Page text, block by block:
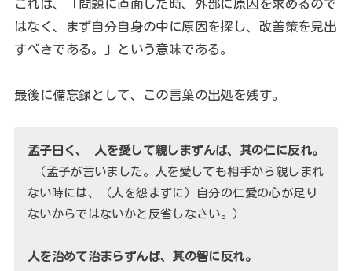
これは、「問題に直面した時、外部に原因を求めるので
はなく、まず自分自身の中に原因を探し、改善策を見出
すべきである。」という意味である。
最後に備忘録として、この言葉の出処を残す。
孟子曰く、
人を愛して親しまずんば、其の仁に反れ。
（孟子が言いました。人を愛しても相手から親しまれ
ない時には、（人を怨まずに）自分の仁愛の心が足り
ないからではないかと反省しなさい。）
人を治めて治まらずんば、其の智に反れ。